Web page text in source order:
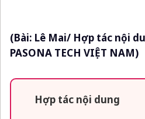
(Bài: Lê Mai/ Hợp tác nội
PASONA TECH VIỆT NAM)
Hợp tác nội dung